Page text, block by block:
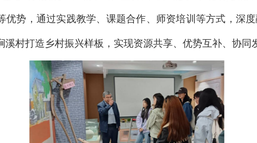
优势，通过实践教学、课题合作、师资培训等方式，深
溪村打造乡村振兴样板，实现资源共享、优势互补、协同